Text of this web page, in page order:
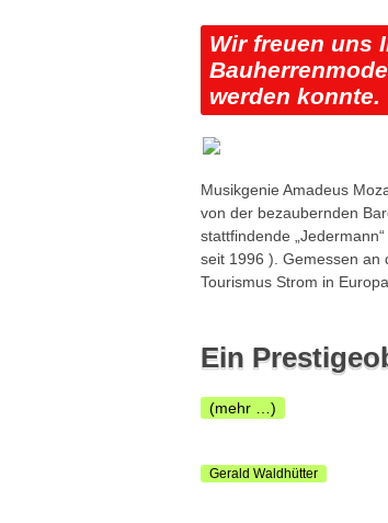
Wir freuen uns
werden konnte.
Musikgenie Amadeus
von der bezaubernden
stattfindende
seit 1996 ). Gemessen an
Tourismus Strom in Europa.
Ein
(mehr …)
Gerald Waldhütter